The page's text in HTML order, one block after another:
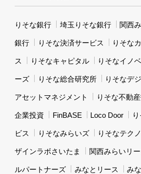
りそな銀行 埼玉りそな銀行 関西
銀行 りそな決済サービス りそな
ス りそなキャピタル りそなイノ
ーズ りそな総合研究所 りそなデ
アセットマネジメント りそな不動
企業投資 FinBASE Loco Door
ビス りそなみらいズ りそなテク
ザインラボさいたま 関西みらいリ
ルパートナーズ みなとリース み